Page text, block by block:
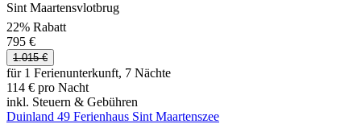
Sint Maartensvlotbrug
22% Rabatt
795 €
1.015 €
für 1 Ferienunterkunft, 7 Nächte
114 € pro Nacht
inkl. Steuern & Gebühren
Duinland 49 Ferienhaus Sint Maartenszee